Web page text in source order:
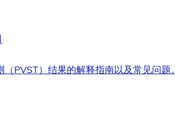
PVST）结果的解释指南以及常见问题。